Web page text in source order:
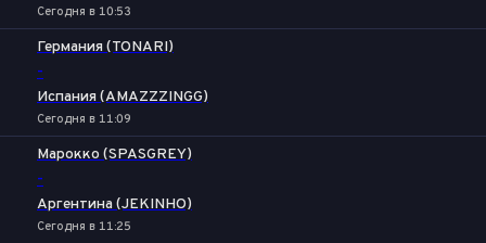
Сегодня в 10:53
Германия (TONARI)
-
Испания (AMAZZZINGG)
Сегодня в 11:09
Марокко (SPASGREY)
-
Аргентина (JEKINHO)
Сегодня в 11:25